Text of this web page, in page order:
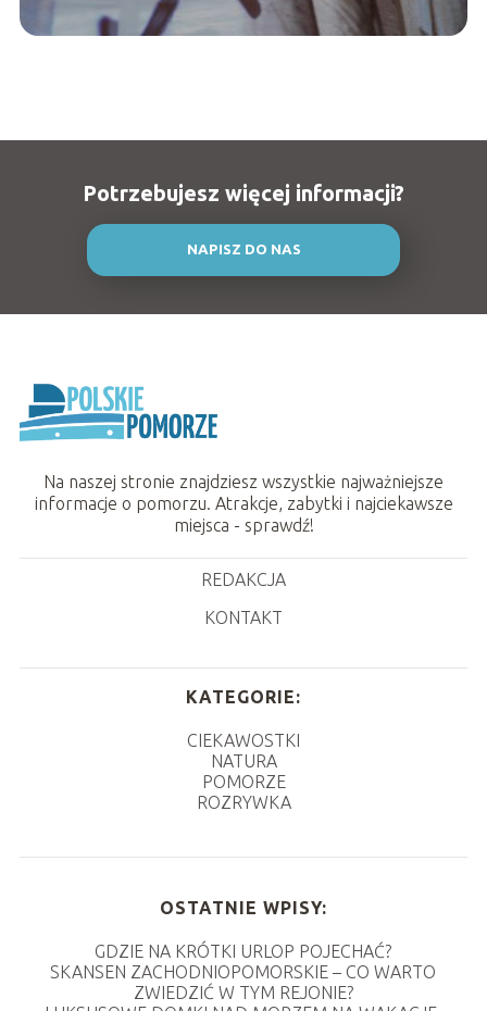
Potrzebujesz więcej informacji?
NAPISZ DO NAS
Na naszej stronie znajdziesz wszystkie najważniejsze
informacje o pomorzu. Atrakcje, zabytki i najciekawsze
miejsca - sprawdź!
REDAKCJA
KONTAKT
KATEGORIE:
CIEKAWOSTKI
NATURA
POMORZE
ROZRYWKA
OSTATNIE WPISY:
GDZIE NA KRÓTKI URLOP POJECHAĆ?
SKANSEN ZACHODNIOPOMORSKIE – CO WARTO
ZWIEDZIĆ W TYM REJONIE?